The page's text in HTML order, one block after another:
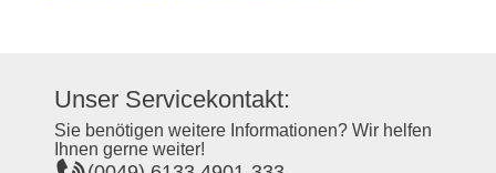
Unser Servicekontakt:
Sie benötigen weitere Informationen? Wir helfen
Ihnen gerne weiter!